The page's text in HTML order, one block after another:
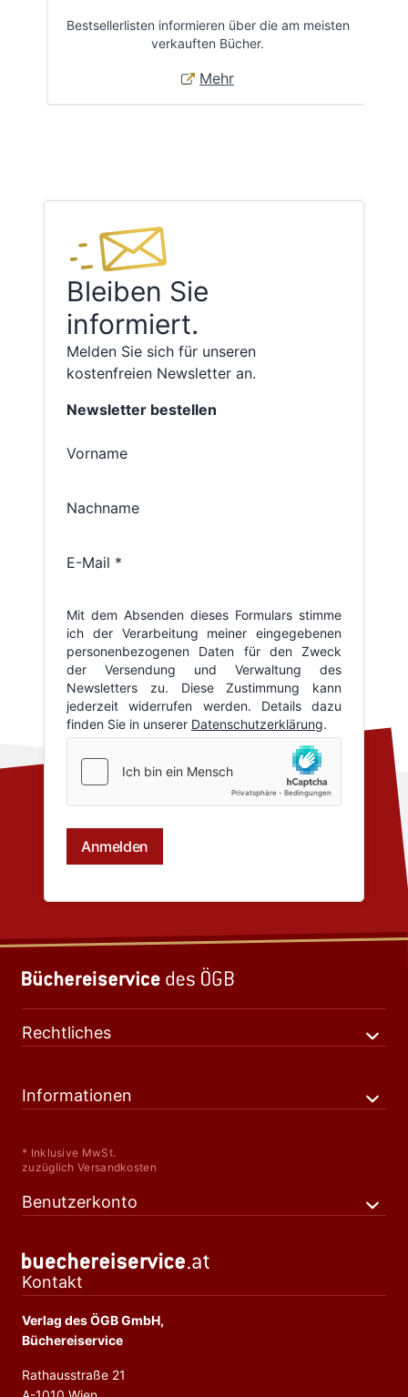
Bestsellerlisten informieren über die am meisten
verkauften Bücher.
Mehr
Bleiben Sie
informiert.
Melden Sie sich für unseren
kostenfreien Newsletter an.
Rechtliches
Informationen
* Inklusive MwSt.
zuzüglich Versandkosten
Benutzerkonto
Kontakt
Verlag des ÖGB GmbH,
Büchereiservice
Rathausstraße 21